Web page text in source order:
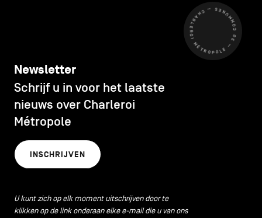
CHARLEROI MÉTROPOLE — 30 COMMUNES —
Newsletter
Schrijf u in voor het laatste
nieuws over Charleroi
Métropole
INSCHRIJVEN
U kunt zich op elk moment uitschrijven door te
klikken op de link onderaan elke e-mail die u van ons